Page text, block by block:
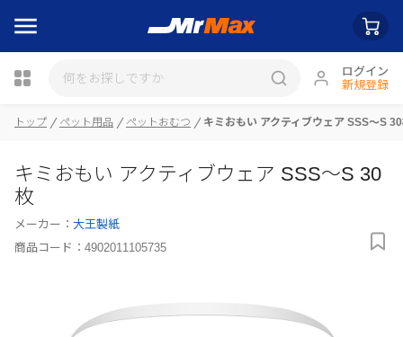
ログイン
新規登録
トップ ペット用品 ペットおむつ キミおもい アクティブウェア SSS～S
キミおもい アクティブウェア SSS～S 30
枚
メーカー： 大王製紙
商品コード： 4902011105735